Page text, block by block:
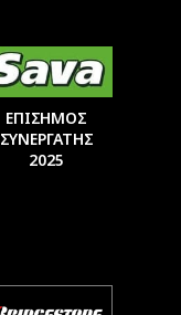
ΕΠΙΣΗΜΟΣ
ΣΥΝΕΡΓΑΤΗΣ
2025